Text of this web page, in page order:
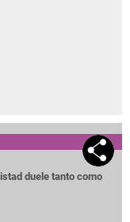
duele tanto como